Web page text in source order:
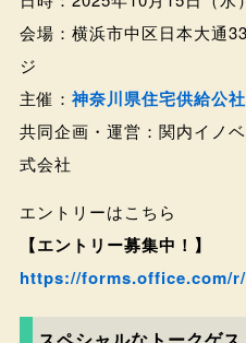
会場：横浜市中区日本大通33
ジ
主催： 神奈川県住宅供給公社
共同企画・運営：関内イノ
式会社
エントリーはこちら
【エントリー募集中！】
https://forms.office.com/